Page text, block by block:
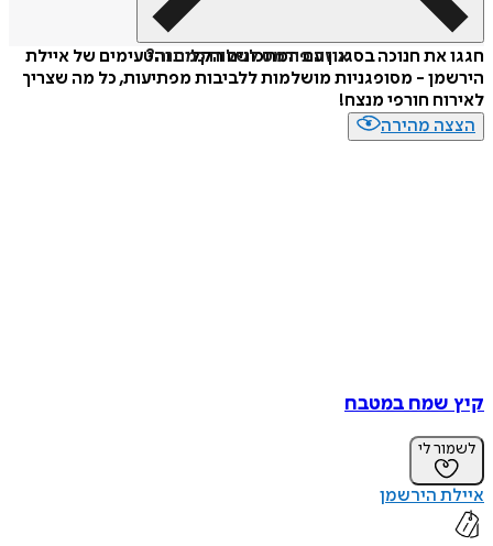
איזה פורמט לשלוח כמתנה?
חגגו את חנוכה בסגנון עם המתכונים הקלים והטעימים של איילת
הירשמן - מסופגניות מושלמות ללביבות מפתיעות, כל מה שצריך
לאירוח חורפי מנצח!
הצצה מהירה
קיץ שמח במטבח
לשמור לי
איילת הירשמן